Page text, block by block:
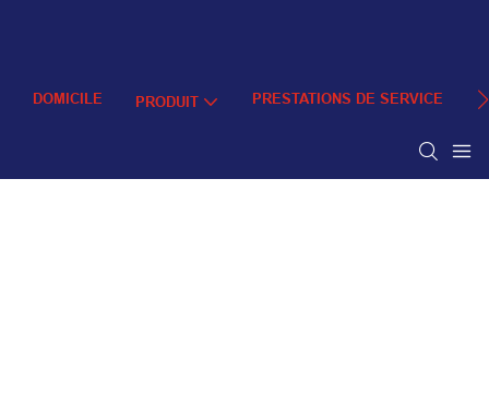
DOMICILE PRODUIT PRESTATIONS DE SERVICE